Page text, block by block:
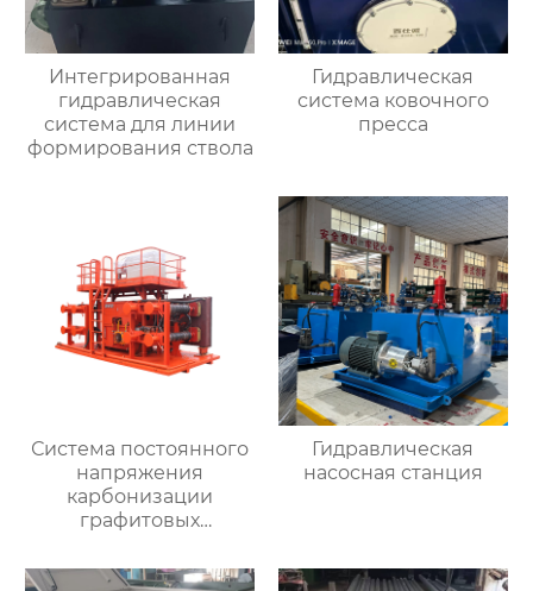
Интегрированная
гидравлическая
система для линии
формирования ствола
Гидравлическая
система ковочного
пресса
Система постоянного
напряжения
карбонизации
графитовых
Гидравлическая
насосная станция